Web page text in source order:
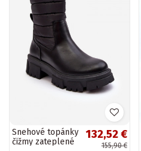
Snehové topánky
čižmy zateplené
132,52 €
155,90 €